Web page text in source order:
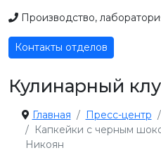
Производство,
Контакты отделов
Кулинарный
Главная Пресс-центр
Капкейки с черным
Никоян